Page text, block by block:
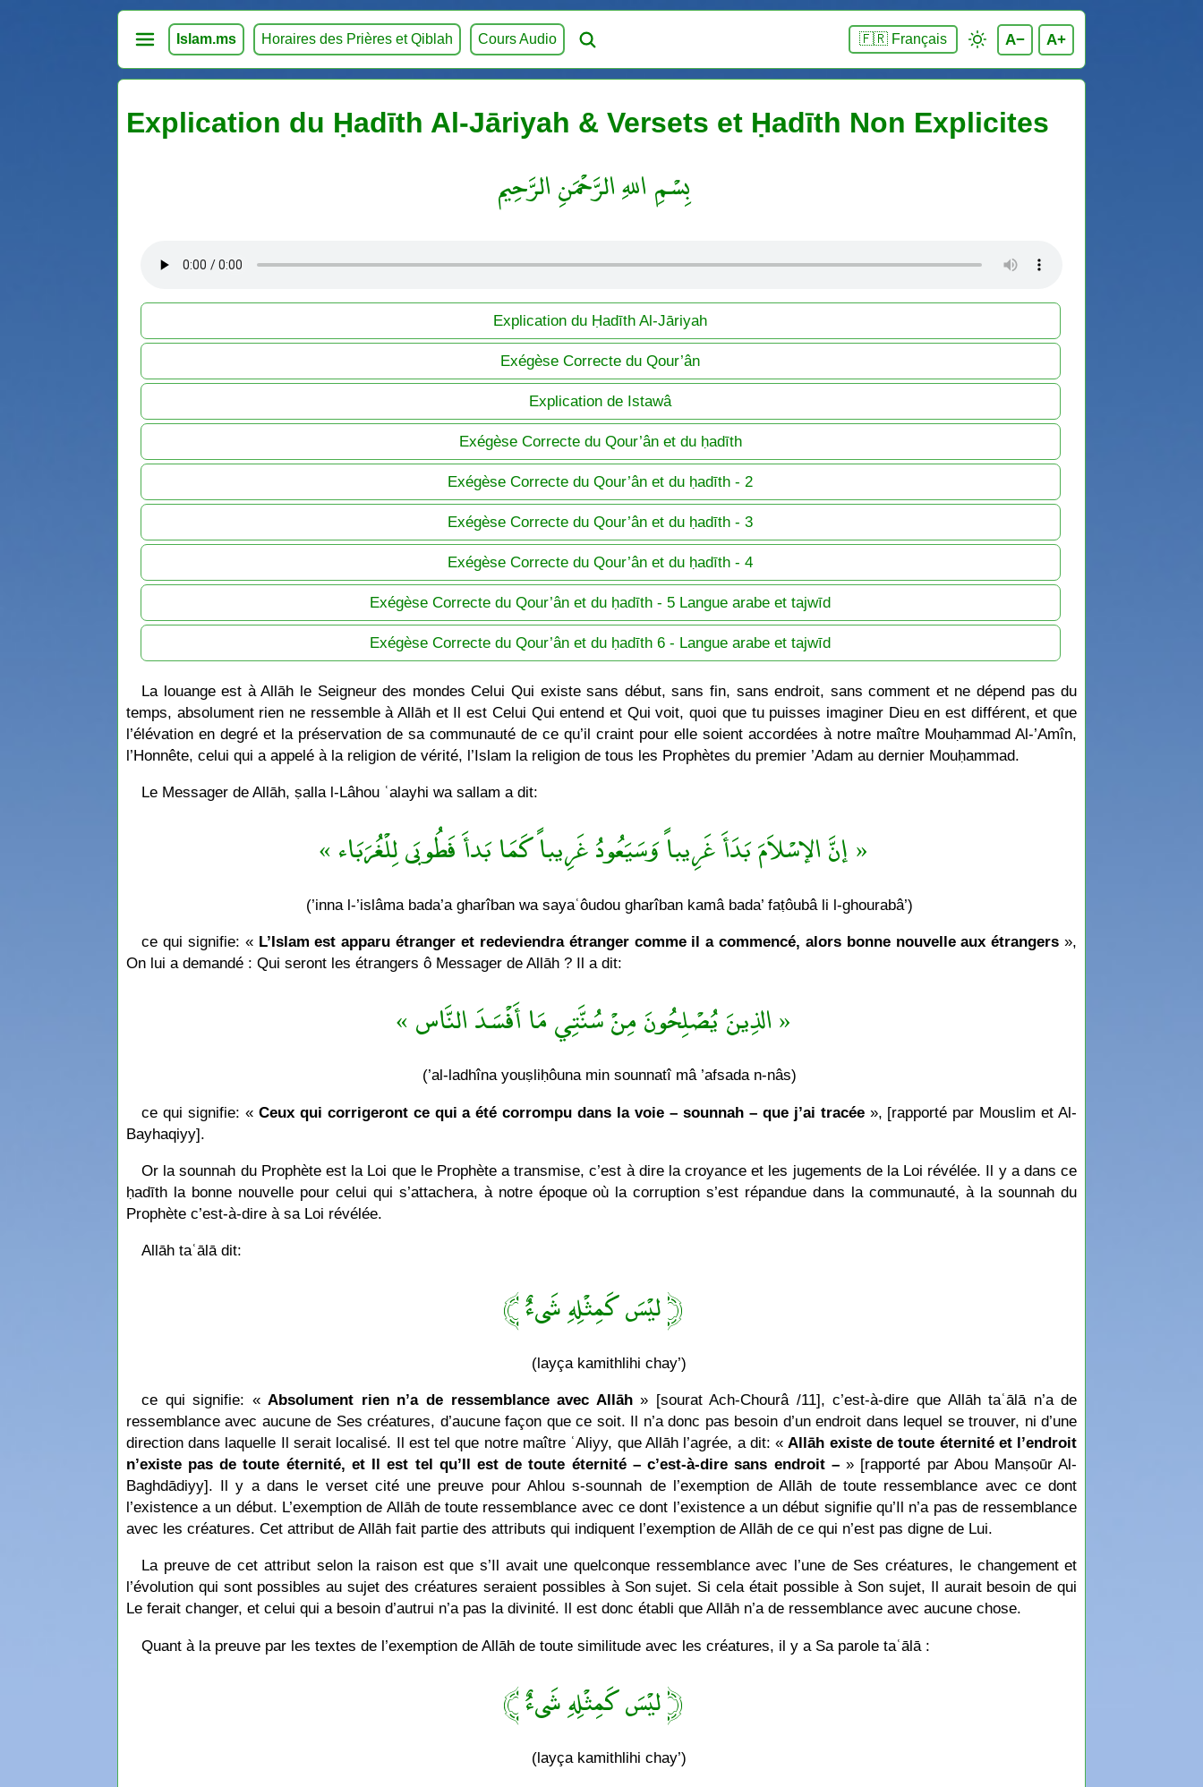
Islam.ms Horaires des Prières et Qiblah Cours Audio 🇫🇷 Français A− A+
Explication du Ḥadīth Al-Jāriyah & Versets et Ḥadīth Non Explicites
بِسْمِ اللهِ الرَّحْمَنِ الرَّحِيم
Explication du Ḥadīth Al-Jāriyah
Exégèse Correcte du Qour’ân
Explication de Istawâ
Exégèse Correcte du Qour’ân et du ḥadīth
Exégèse Correcte du Qour’ân et du ḥadīth - 2
Exégèse Correcte du Qour’ân et du ḥadīth - 3
Exégèse Correcte du Qour’ân et du ḥadīth - 4
Exégèse Correcte du Qour’ân et du ḥadīth - 5 Langue arabe et tajwīd
Exégèse Correcte du Qour’ân et du ḥadīth 6 - Langue arabe et tajwīd
La louange est à Allāh le Seigneur des mondes Celui Qui existe sans début, sans fin, sans endroit, sans comment et ne dépend pas du
temps, absolument rien ne ressemble à Allāh et Il est Celui Qui entend et Qui voit, quoi que tu puisses imaginer Dieu en est différent, et que
l’élévation en degré et la préservation de sa communauté de ce qu’il craint pour elle soient accordées à notre maître Mouḥammad Al-’Amîn,
l’Honnête, celui qui a appelé à la religion de vérité, l’Islam la religion de tous les Prophètes du premier ’Adam au dernier Mouḥammad.
Le Messager de Allāh, ṣalla l-Lâhou ʿalayhi wa sallam a dit:
« إنَّ الإسْلاَمَ بَدَأَ غَرِيباً وَسَيَعُودُ غَرِيباً كَمَا بَدأَ فَطُوبَى لِلْغُرَبَاء »
(’inna l-’islâma bada’a gharîban wa sayaʿôudou gharîban kamâ bada’ faṭôubâ li l-ghourabâ’)
ce qui signifie: « L’Islam est apparu étranger et redeviendra étranger comme il a commencé, alors bonne nouvelle aux étrangers »,
On lui a demandé : Qui seront les étrangers ô Messager de Allāh ? Il a dit:
« الذِينَ يُصْلِحُونَ مِنْ سُنَّتِي مَا أَفْسَدَ النَّاس »
(’al-ladhîna youṣliḥôuna min sounnatî mâ ’afsada n-nâs)
ce qui signifie: « Ceux qui corrigeront ce qui a été corrompu dans la voie – sounnah – que j’ai tracée», [rapporté par Mouslim et Al-
Bayhaqiyy].
Or la sounnah du Prophète est la Loi que le Prophète a transmise, c’est à dire la croyance et les jugements de la Loi révélée. Il y a dans ce
ḥadīth la bonne nouvelle pour celui qui s’attachera, à notre époque où la corruption s’est répandue dans la communauté, à la sounnah du
Prophète c’est-à-dire à sa Loi révélée.
Allāh taʿālā dit:
﴿ ليْسَ كَمِثْلِهِ شَىءٌ ﴾
(layça kamithlihi chay’)
ce qui signifie: « Absolument rien n’a de ressemblance avec Allāh» [sourat Ach-Chourâ /11], c’est-à-dire que Allāh taʿālā n’a de
ressemblance avec aucune de Ses créatures, d’aucune façon que ce soit. Il n’a donc pas besoin d’un endroit dans lequel se trouver, ni d’une
direction dans laquelle Il serait localisé. Il est tel que notre maître ʿAliyy, que Allāh l’agrée, a dit: « Allāh existe de toute éternité et l’endroit
n’existe pas de toute éternité, et Il est tel qu’Il est de toute éternité – c’est-à-dire sans endroit –» [rapporté par Abou Manṣoūr Al-
Baghdādiyy]. Il y a dans le verset cité une preuve pour Ahlou s-sounnah de l’exemption de Allāh de toute ressemblance avec ce dont
l’existence a un début. L’exemption de Allāh de toute ressemblance avec ce dont l’existence a un début signifie qu’Il n’a pas de ressemblance
avec les créatures. Cet attribut de Allāh fait partie des attributs qui indiquent l’exemption de Allāh de ce qui n’est pas digne de Lui.
La preuve de cet attribut selon la raison est que s’Il avait une quelconque ressemblance avec l’une de Ses créatures, le changement et
l’évolution qui sont possibles au sujet des créatures seraient possibles à Son sujet. Si cela était possible à Son sujet, Il aurait besoin de qui
Le ferait changer, et celui qui a besoin d’autrui n’a pas la divinité. Il est donc établi que Allāh n’a de ressemblance avec aucune chose.
Quant à la preuve par les textes de l’exemption de Allāh de toute similitude avec les créatures, il y a Sa parole taʿālā :
﴿ ليْسَ كَمِثْلِهِ شَىءٌ ﴾
(layça kamithlihi chay’)